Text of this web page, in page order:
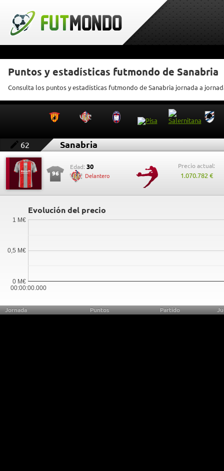
Puntos y estadísticas futmondo de Sanabria
Consulta los puntos y estadísticas futmondo de Sanabria jornada a
62 Sanabria
96
Edad: 30
Delantero
Precio actual:
1.070.782 €
Evolución del precio
00:00:00.000
0 M€
0,5 M€
1 M€
Jornada Puntos Partido